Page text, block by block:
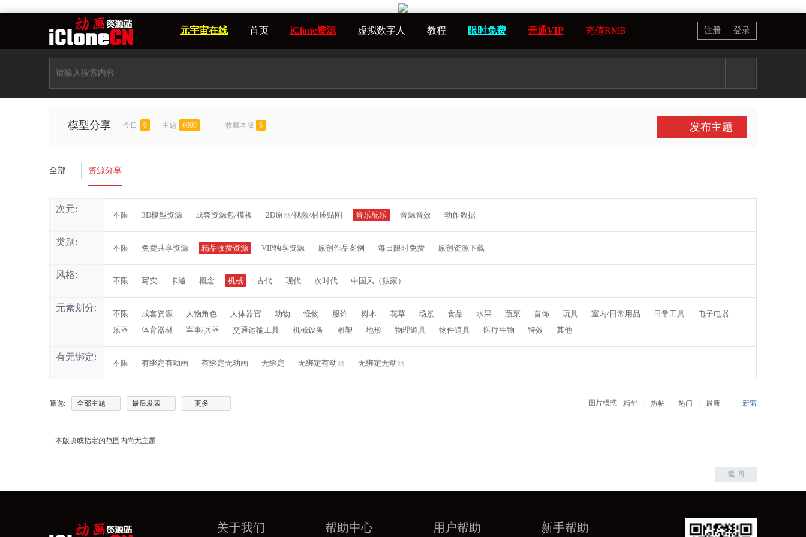
元宇宙在线 首页 iClone资源 虚拟数字人 教程 限时免费 开通VIP 充值RMB 注册 登录
模型分享 今日 0 主题 6090 收藏本版 6 发布主题
全部 资源分享
次元:
不限 3D模型资源 成套资源包/模板 2D原画/视频/材质贴图 音乐配乐 音源音效 动作数据
类别:
不限 免费共享资源 精品收费资源 VIP独享资源 原创作品案例 每日限时免费 原创资源下载
风格:
不限 写实 卡通 概念 机械 古代 现代 次时代 中国风（独家）
元素划分:
不限 成套资源 人物角色 人体器官 动物 怪物 服饰 树木 花草 场景 食品 水果 蔬菜 首饰 玩具 室内/日常用品 日常工具
电子电器
乐器
体育器材 军事/兵器 交通运输工具 机械设备 雕塑 地形 物理道具 物件道具 医疗生物 特效 其他
有无绑定:
不限 有绑定有动画 有绑定无动画 无绑定 无绑定有动画 无绑定无动画
筛选: 全部主题 最后发表 更多 新窗
最新
热门
热帖
精华
图片模式
本版块或指定的范围内尚无主题
返 回
关于我们 帮助中心 用户帮助 新手帮助